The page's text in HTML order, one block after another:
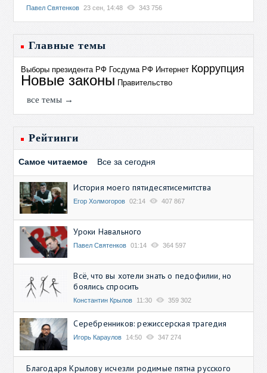
Павел Святенков 23 сен, 14:48 343 756
Главные темы
Выборы президента РФ Госдума РФ Интернет Коррупция
Новые законы Правительство
все темы →
Рейтинги
Самое читаемое Все за сегодня
История моего пятидесятисемитства
Егор Холмогоров 02:14 407 867
Уроки Навального
Павел Святенков 01:14 364 597
Всё, что вы хотели знать о педофилии, но
боялись спросить
Константин Крылов 11:30 359 302
Серебренников: режиссерская трагедия
Игорь Караулов 14:50 347 274
Благодаря Крылову исчезли родимые пятна русского